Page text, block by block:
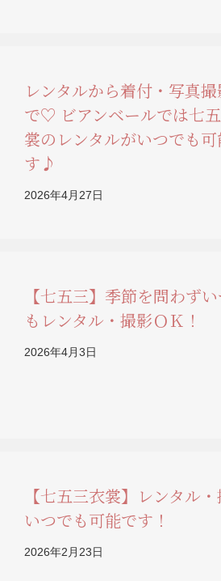
レンタルから着付・写真撮
で♡ ビアンベールでは七
裳のレンタルがいつでも
す♪
2026年4月27日
【七五三】季節を問わず
もレンタル・撮影ＯＫ！
2026年4月3日
【七五三衣裳】レンタル
いつでも可能です！
2026年2月23日